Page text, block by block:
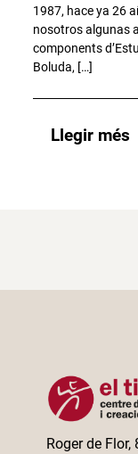
1987, hace ya 26
nosotros algunas
components
Boluda, […]
Llegir més
Roger de